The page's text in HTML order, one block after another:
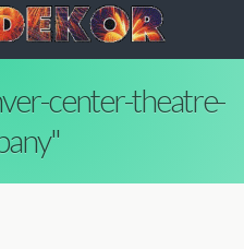
center-theatre-